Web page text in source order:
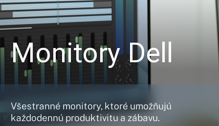
Monitory Dell
Všestranné monitory, ktoré umožňujú
každodennú produktivitu a zábavu.